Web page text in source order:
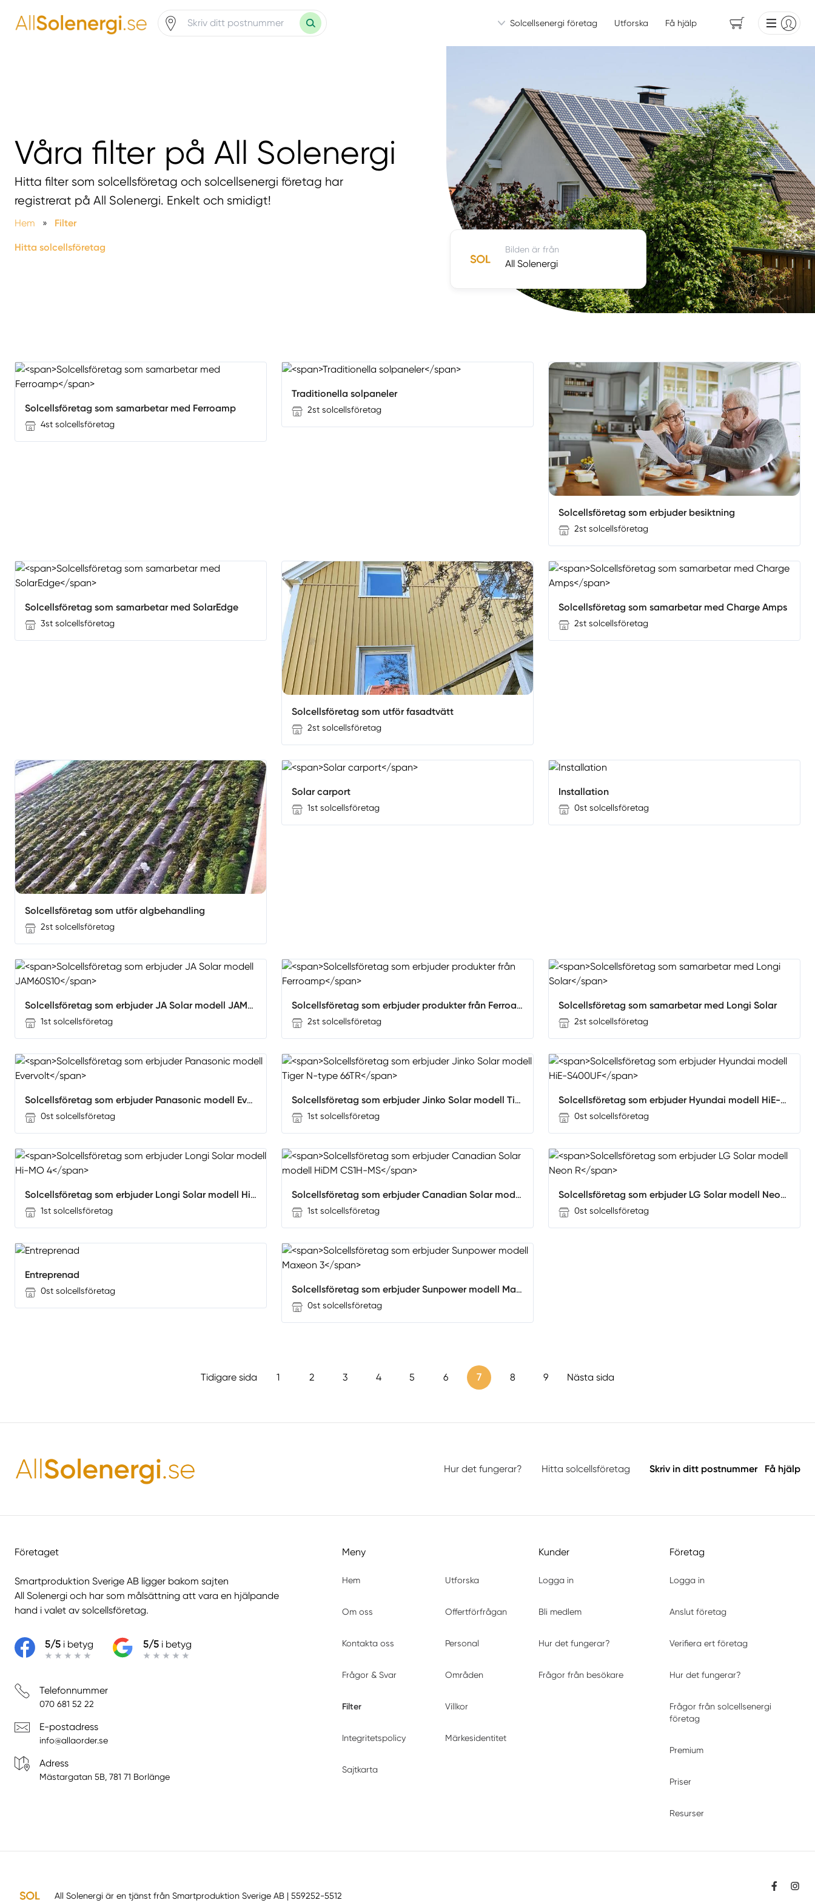
Solcellsenergi företag Utforska Få hjälp
Våra filter på All Solenergi
Hitta filter som solcellsföretag och solcellsenergi företag har
registrerat på All Solenergi. Enkelt och smidigt!
Hem » Filter
Hitta solcellsföretag Bilden är från
All Solenergi
Solcellsföretag som samarbetar med Ferroamp
4st solcellsföretag
Traditionella solpaneler
2st solcellsföretag
Solcellsföretag som erbjuder besiktning
2st solcellsföretag
Solcellsföretag som samarbetar med SolarEdge
3st solcellsföretag
Solcellsföretag som utför fasadtvätt
2st solcellsföretag
Solcellsföretag som samarbetar med Charge Amps
2st solcellsföretag
Solcellsföretag som utför algbehandling
2st solcellsföretag
Solar carport
1st solcellsföretag
Installation
0st solcellsföretag
Solcellsföretag som erbjuder JA Solar modell JAM60S10
1st solcellsföretag
Solcellsföretag som erbjuder produkter från Ferroamp
2st solcellsföretag
Solcellsföretag som samarbetar med Longi Solar
2st solcellsföretag
Solcellsföretag som erbjuder Panasonic modell Evervolt
0st solcellsföretag
Solcellsföretag som erbjuder Jinko Solar modell Tiger N-type 66TR
1st solcellsföretag
Solcellsföretag som erbjuder Hyundai modell HiE-S400UF
0st solcellsföretag
Solcellsföretag som erbjuder Longi Solar modell Hi-MO 4
1st solcellsföretag
Solcellsföretag som erbjuder Canadian Solar modell HiDM CS1H-MS
1st solcellsföretag
Solcellsföretag som erbjuder LG Solar modell Neon R
0st solcellsföretag
Entreprenad
0st solcellsföretag Solcellsföretag som erbjuder Sunpower modell Maxeon 3
0st solcellsföretag
Tidigare sida 1 2 3 4 5 6 7 8 9 Nästa sida
Hur det fungerar? Hitta solcellsföretag Skriv in ditt postnummer Få hjälp
Företaget
Smartproduktion Sverige AB ligger bakom sajten
All Solenergi och har som målsättning att vara en hjälpande
hand i valet av solcellsföretag.
5/5 i betyg 5/5 i betyg
Telefonnummer
070 681 52 22
E-postadress
info@allaorder.se
Adress
Mästargatan 5B, 781 71 Borlänge
Meny
Hem Utforska
Om oss Offertförfrågan
Kontakta oss Personal
Frågor & Svar Områden
Filter Villkor
Integritetspolicy Märkesidentitet
Sajtkarta
Kunder
Logga in
Bli medlem
Hur det fungerar?
Frågor från besökare
Företag
Logga in
Anslut företag
Verifiera ert företag
Hur det fungerar?
Frågor från solcellsenergi
företag
Premium
Priser
Resurser
All Solenergi är en tjänst från Smartproduktion Sverige AB | 559252-5512